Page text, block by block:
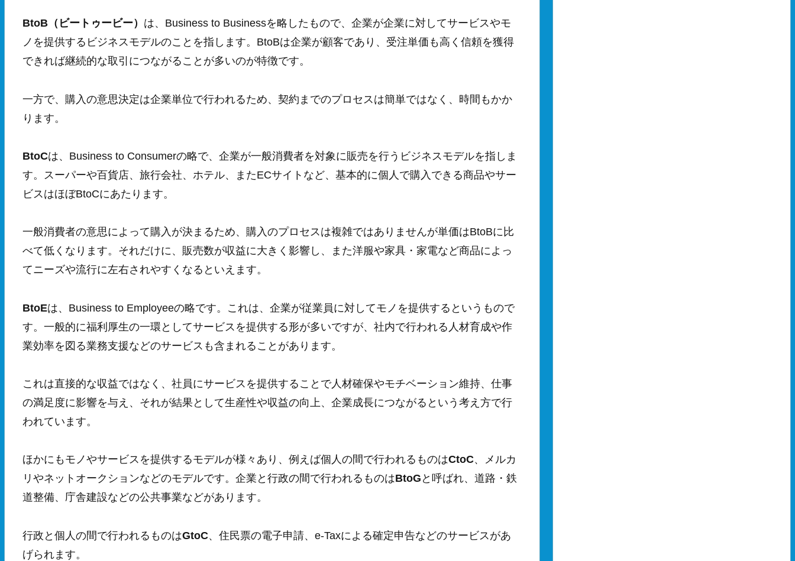
BtoB（ビートゥービー） は、Business to Businessを略したもので、企業が企業に対してサービスやモ
ノを提供するビジネスモデルのことを指します。BtoBは企業が顧客であり、受注単価も高く信頼を獲得
できれば継続的な取引につながることが多いのが特徴です。
一方で、購入の意思決定は企業単位で行われるため、契約までのプロセスは簡単ではなく、時間もかか
ります。
BtoCは、Business to Consumerの略で、企業が一般消費者を対象に販売を行うビジネスモデルを指しま
す。スーパーや百貨店、旅行会社、ホテル、またECサイトなど、基本的に個人で購入できる商品やサー
ビスはほぼBtoCにあたります。
一般消費者の意思によって購入が決まるため、購入のプロセスは複雑ではありませんが単価はBtoBに比
べて低くなります。それだけに、販売数が収益に大きく影響し、また洋服や家具・家電など商品によっ
てニーズや流行に左右されやすくなるといえます。
BtoEは、Business to Employeeの略です。これは、企業が従業員に対してモノを提供するというもので
す。一般的に福利厚生の一環としてサービスを提供する形が多いですが、社内で行われる人材育成や作
業効率を図る業務支援などのサービスも含まれることがあります。
これは直接的な収益ではなく、社員にサービスを提供することで人材確保やモチベーション維持、仕事
の満足度に影響を与え、それが結果として生産性や収益の向上、企業成長につながるという考え方で行
われています。
ほかにもモノやサービスを提供するモデルが様々あり、例えば個人の間で行われるものはCtoC、メルカ
リやネットオークションなどのモデルです。企業と行政の間で行われるものはBtoG と呼ばれ、道路・鉄
道整備、庁舎建設などの公共事業などがあります。
行政と個人の間で行われるものはGtoC、住民票の電子申請、e-Taxによる確定申告などのサービスがあ
げられます。